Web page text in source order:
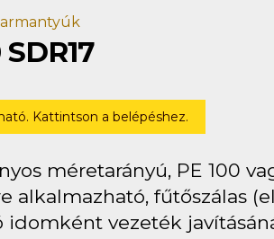
Kattintson a belépéshez.
méretarányú, PE 100
alkalmazható, fűtőszálas
vezeték